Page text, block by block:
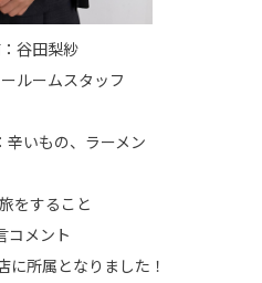
谷田梨紗
ルームスタッフ
辛いもの、ラーメン
をすること
コメント
属となりました！